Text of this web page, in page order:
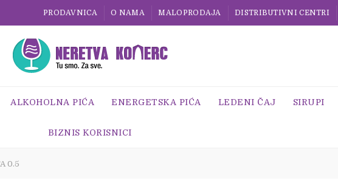
PRODAVNICA O NAMA MALOPRODAJA DISTRIBUTIVNI CENTRI
ALKOHOLNA PIĆA ENERGETSKA PIĆA LEDENI ČAJ SIRUPI
BIZNIS KORISNICI
0.5